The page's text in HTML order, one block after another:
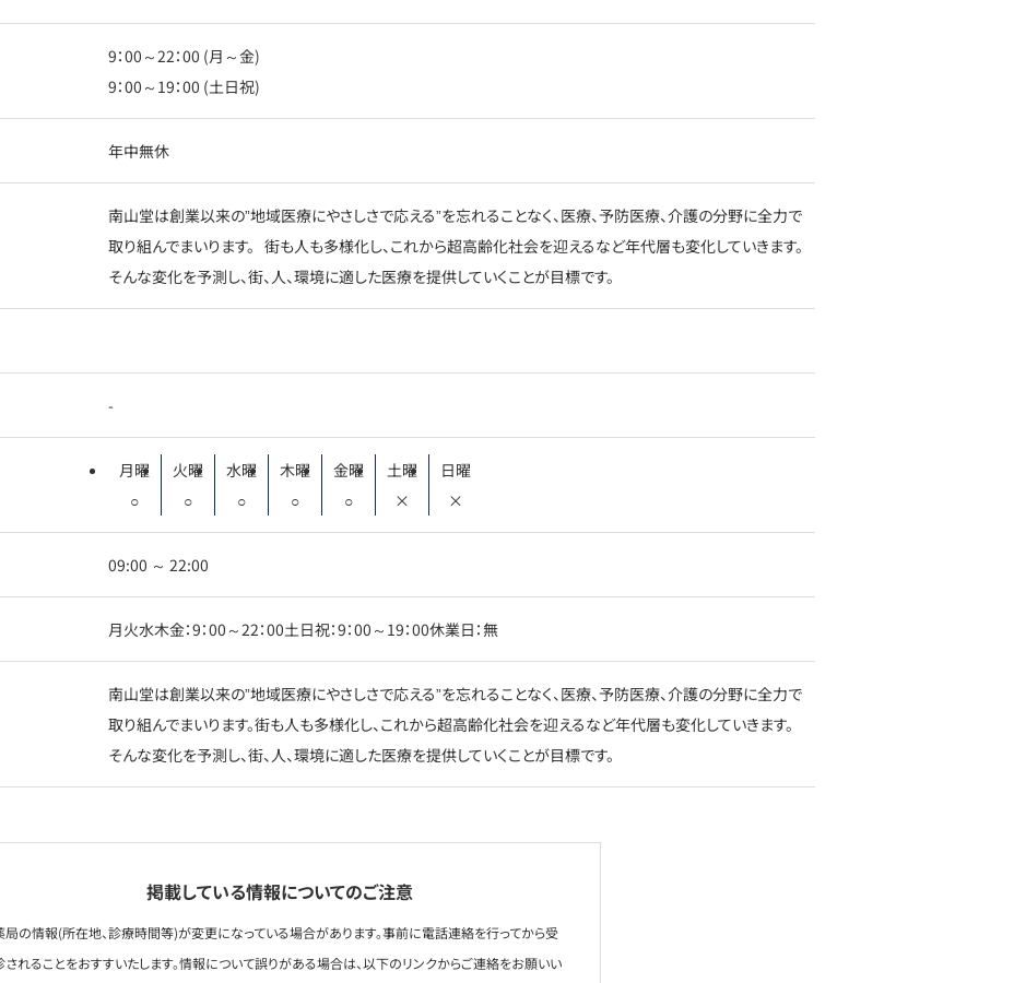
9：00～22：00 (月～金)
9：00～19：00 (土日祝)
年中無休
南山堂は創業以来の”地域医療にやさしさで応える”を忘れることなく、医療、予防医療、介護の分野に全力で
取り組んでまいります。 街も人も多様化し、これから超高齢化社会を迎えるなど年代層も変化していきます。
そんな変化を予測し、街、人、環境に適した医療を提供していくことが目標です。
-
月曜
○
火曜
○
水曜
○
木曜
○
金曜
○
土曜
×
日曜
×
09:00 ～ 22:00
月火水木金：9：00～22：00土日祝：9：00～19：00休業日：無
南山堂は創業以来の”地域医療にやさしさで応える”を忘れることなく、医療、予防医療、介護の分野に全力で
取り組んでまいります。街も人も多様化し、これから超高齢化社会を迎えるなど年代層も変化していきます。
そんな変化を予測し、街、人、環境に適した医療を提供していくことが目標です。
掲載している情報についてのご注意
局の情報(所在地、診療時間等)が変更になっている場合があります。事前に電話連絡を行ってから受
されることをおすすいたします。情報について誤りがある場合は、以下のリンクからご連絡をお願いい